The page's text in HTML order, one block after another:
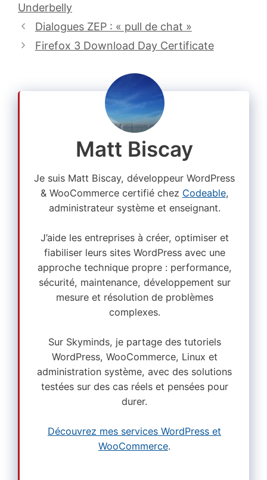
Underbelly
Dialogues ZEP : « pull de chat »
Firefox 3 Download Day Certificate
Matt Biscay
Je suis Matt Biscay, développeur WordPress
& WooCommerce certifié chez Codeable,
administrateur système et enseignant.
J’aide les entreprises à créer, optimiser et
fiabiliser leurs sites WordPress avec une
approche technique propre : performance,
sécurité, maintenance, développement sur
mesure et résolution de problèmes
complexes.
Sur Skyminds, je partage des tutoriels
WordPress, WooCommerce, Linux et
administration système, avec des solutions
testées sur des cas réels et pensées pour
durer.
Découvrez mes services WordPress et
WooCommerce.